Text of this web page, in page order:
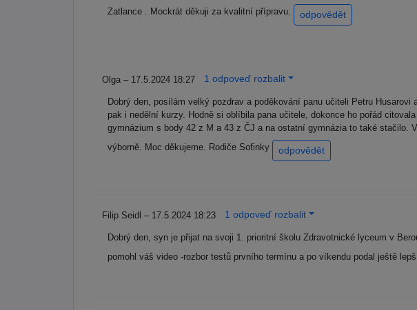
Zatlance . Mockrát děkuji za kvalitní přípravu.
odpovědět
Olga – 17.5.2024 18:27 1 odpoveď rozbalit
Dobrý den, posílám velký pozdrav a poděkování panu učiteli Petru
pak i nedělní kurzy. Hodně si oblíbila pana učitele, dokonce ho pořád
gymnázium s body 42 z M a 43 z ČJ a na ostatní gymnázia to také stačilo.
výborně. Moc děkujeme. Rodiče Sofinky
odpovědět
Filip Seidl – 17.5.2024 18:23 1 odpoveď rozbalit
Dobrý den, syn je přijat na svoji 1. prioritní školu Zdravotnické lyceum v
pomohl váš video -rozbor testů prvního termínu a po víkendu podal ještě